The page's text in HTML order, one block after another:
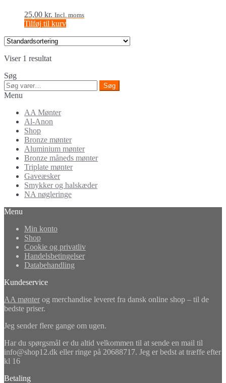
25,00 kr. Incl. moms
Tilføj til kurv
Viser 1 resultat
Søg
Søg
efter:
Søg
Menu
AA Mønter
Al-Anon
Shop
Bronze mønter
Aluminium mønter
Bronze måneds mønter
Triplate mønter
Gaveæsker
Smykker og halskæder
NA nøgleringe
Menu
Min konto
Shop
Cookie og privatliv
Handelsbetingelser
Databehandling
Kundeservice
AA mønter og merchandise leveret fra dansk online shop – til de
bedste priser.
Jeg sender flere gange om ugen.
Har du spørgsmål er du altid velkommen til at sende en mail til
info@shop12.dk eller ringe på 20688717. Jeg er bedst at træffe efter
kl 16
Betaling